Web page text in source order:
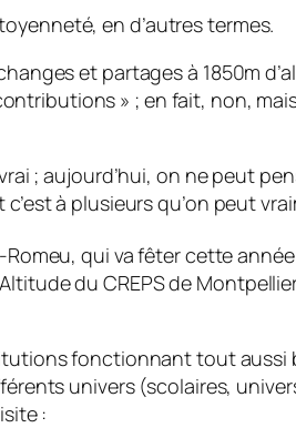
en d’autres termes.
et partages à 1850m
» ; en fait, non,
; aujourd’hui, on ne peut
à plusieurs qu’on peut
qui va fêter cette
du CREPS de
fonctionnant tout
univers (scolaires,
: